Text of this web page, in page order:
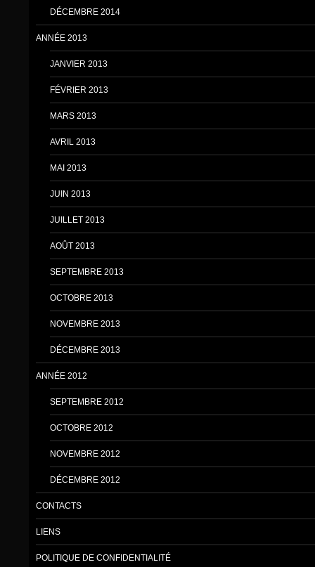
DÉCEMBRE 2014
ANNÉE 2013
JANVIER 2013
FÉVRIER 2013
MARS 2013
AVRIL 2013
MAI 2013
JUIN 2013
JUILLET 2013
AOÛT 2013
SEPTEMBRE 2013
OCTOBRE 2013
NOVEMBRE 2013
DÉCEMBRE 2013
ANNÉE 2012
SEPTEMBRE 2012
OCTOBRE 2012
NOVEMBRE 2012
DÉCEMBRE 2012
CONTACTS
LIENS
POLITIQUE DE CONFIDENTIALITÉ